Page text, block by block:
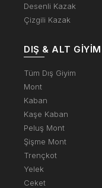
Desenli Kazak
Çizgili Kazak
DIŞ & ALT GIYIM
Tüm Dış Giyim
Mont
Kaban
Kaşe Kaban
Peluş Mont
Şişme Mont
Trençkot
Yelek
Ceket